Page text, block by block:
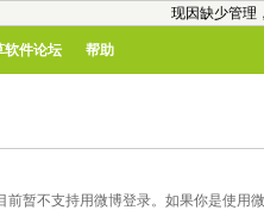
现因缺少管理
软件论坛 帮助
暂不支持用微博登录。如果你是使用